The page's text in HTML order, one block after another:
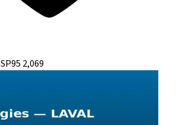
SP95 2,069